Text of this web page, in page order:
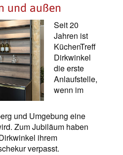
und außen
Seit 20
Jahren ist
KüchenTreff
Dirkwinkel
die erste
Anlaufstelle,
wenn im
und Umgebung eine
Zum Jubiläum haben
ihrem
verpasst.